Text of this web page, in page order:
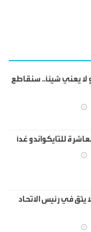
لا يعني شيئاً.. سنقاطع
للتايكواندو غداً
يثق في رئيس الاتحاد